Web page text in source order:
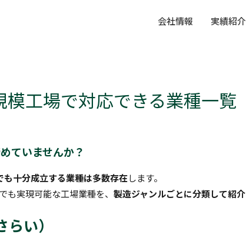
会社情報 実績紹介
模工場で対応できる業種一覧
ていませんか？
十分成立する業種は多数存在します。
も実現可能な工場業種を、製造ジャンルごとに分類して紹介
い）